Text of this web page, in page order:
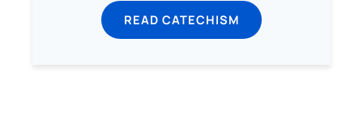
READ CATECHISM